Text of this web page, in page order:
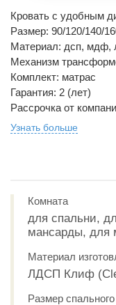
Кровать с удобным
Размер: 90/120/140/
Материал: дсп, мдф,
Механизм
Комплект: матрас
Гарантия: 2 (лет)
Рассрочка от
Узнать больше
Комната
для спальни,
мансарды, для
Материал
ЛДСП Клиф
Размер